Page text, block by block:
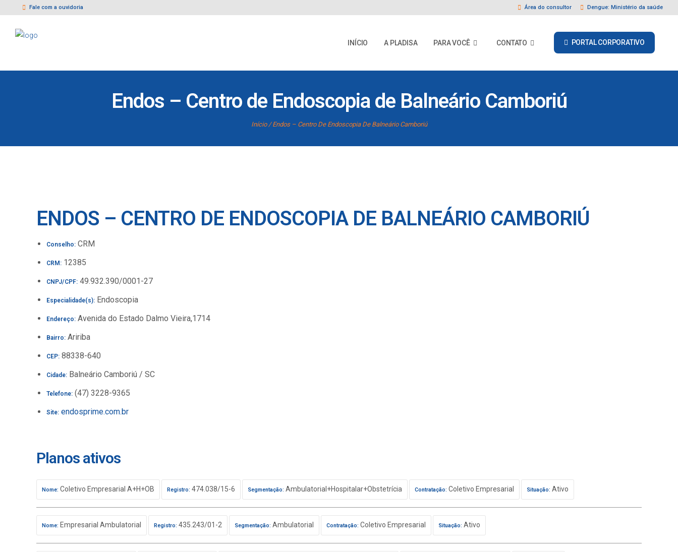
Fale com a ouvidoria Área do consultor Dengue: Ministério da saúde
INÍCIO A PLADISA PARA VOCÊ CONTATO PORTAL CORPORATIVO
Endos – Centro de Endoscopia de Balneário Camboriú
Início Endos – Centro De Endoscopia De Balneário Camboriú
ENDOS – CENTRO DE ENDOSCOPIA DE BALNEÁRIO CAMBORIÚ
Conselho: CRM
CRM: 12385
CNPJ/CPF: 49.932.390/0001-27
Especialidade(s): Endoscopia
Endereço: Avenida do Estado Dalmo Vieira,1714
Bairro: Aririba
CEP: 88338-640
Cidade: Balneário Camboriú / SC
Telefone: (47) 3228-9365
Site: endosprime.com.br
Planos ativos
Nome: Coletivo Empresarial A+H+OB Registro: 474.038/15-6 Segmentação: Ambulatorial+Hospitalar+Obstetrícia Contratação: Coletivo Empresarial Situação: Ativo
Nome: Empresarial Ambulatorial Registro: 435.243/01-2 Segmentação: Ambulatorial Contratação: Coletivo Empresarial Situação: Ativo